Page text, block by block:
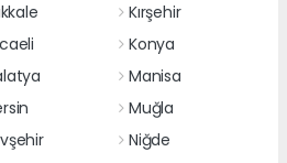
Kırşehir
Konya
Manisa
Muğla
Niğde